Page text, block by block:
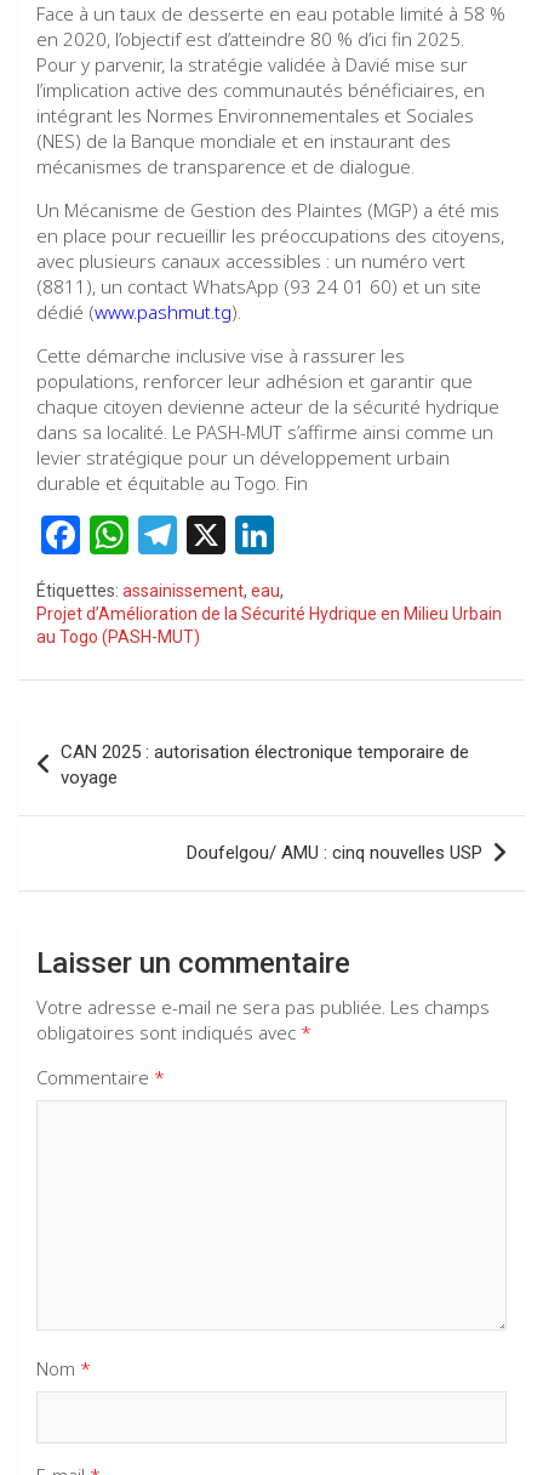
Face à un taux de desserte en eau potable limité à 58 %
en 2020, l’objectif est d’atteindre 80 % d’ici fin 2025.
Pour y parvenir, la stratégie validée à Davié mise sur
l’implication active des communautés bénéficiaires, en
intégrant les Normes Environnementales et Sociales
(NES) de la Banque mondiale et en instaurant des
mécanismes de transparence et de dialogue.
Un Mécanisme de Gestion des Plaintes (MGP) a été mis
en place pour recueillir les préoccupations des citoyens,
avec plusieurs canaux accessibles : un numéro vert
(8811), un contact WhatsApp (93 24 01 60) et un site
dédié (www.pashmut.tg).
Cette démarche inclusive vise à rassurer les
populations, renforcer leur adhésion et garantir que
chaque citoyen devienne acteur de la sécurité hydrique
dans sa localité. Le PASH-MUT s’affirme ainsi comme un
levier stratégique pour un développement urbain
durable et équitable au Togo. Fin
F
a
ce
b
o
k
W
at
s
A
p
T
e
gr
a
X
ke
n
Étiquettes: assainissement, eau,
Projet d’Amélioration de la Sécurité Hydrique en Milieu Urbain
au Togo (PASH-MUT)
de
l’article
CAN 2025 : autorisation électronique temporaire de
voyage
Doufelgou/ AMU : cinq nouvelles USP
Laisser un commentaire
Votre adresse e-mail ne sera pas publiée. Les champs
obligatoires sont indiqués avec *
Commentaire *
Nom *